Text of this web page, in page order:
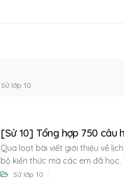
Sử lớp 10
[Sử 10] Tổng hợp 750 câu
Qua loạt bài viết giới thiệu về
bộ kiến thức mà các em đã
Sử lớp 10